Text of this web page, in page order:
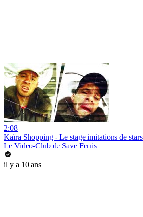
2:08
Kaïra Shopping - Le stage imitations de stars
Le Video-Club de Save Ferris
il y a 10 ans